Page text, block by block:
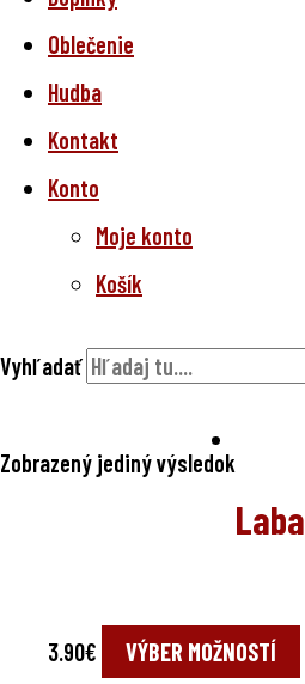
Oblečenie
Hudba
Kontakt
Konto
Moje konto
Košík
Vyhľadať
Zobrazený jediný výsledok
3.90€ VÝBER MOŽNOSTÍ